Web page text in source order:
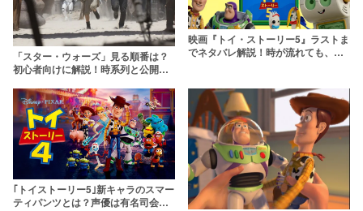
「スター・ウォーズ」見る順番は？
初心者向けに解説！時系列と公開順
映画『トイ・ストーリー5』ラストま
でネタバレ解説！時が流れても、変
｢トイストーリー5｣新キャラのスマー
ティパンツとは？声優は有名司会者